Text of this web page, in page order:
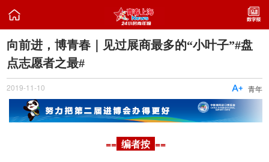

​向前进，博青春｜见过展商最多的“小叶子”#盘
点志愿者之最#
2019-11-10 青年

== 编者按 ==